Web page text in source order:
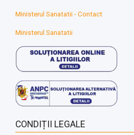
Ministerul Sanatatii - Contact
Ministerul Sanatatii
CONDIȚII LEGALE